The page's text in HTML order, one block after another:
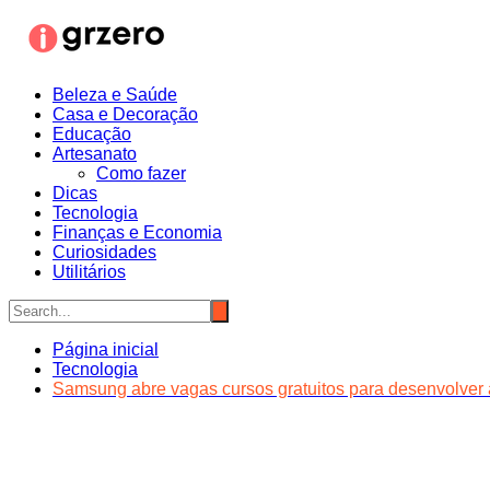
para
Beleza e Saúde
Casa e Decoração
Educação
Artesanato
Como fazer
Dicas
Tecnologia
Finanças e Economia
Curiosidades
Utilitários
Página inicial
Tecnologia
Samsung abre vagas cursos gratuitos para desenvolver